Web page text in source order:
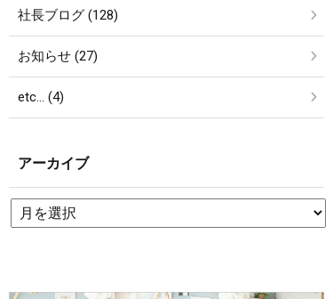
社長ブログ (128)
お知らせ (27)
etc… (4)
アーカイブ